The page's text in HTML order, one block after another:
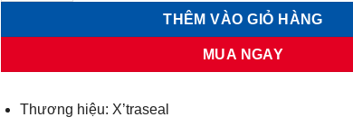
THÊM VÀO GIỎ HÀNG
MUA NGAY
Thương hiệu: X’traseal